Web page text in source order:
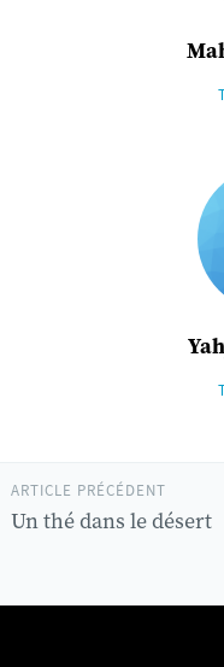
ARTICLE PRÉCÉDENT
Un thé dans le désert